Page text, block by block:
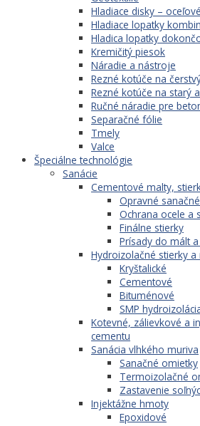
Hladiace disky – oceľové
Hladiace lopatky
Hladica lopatky
Kremičitý piesok
Náradie a nástroje
Rezné kotúče na
Rezné kotúče na starý
Ručné náradie pre
Separačné fólie
Tmely
Valce
Špeciálne technológie
Sanácie
Cementové malty,
Opravné
Ochrana ocele a
Finálne stierky
Prísady do mált
Hydroizolačné stierky a
Kryštalické
Cementové
Bituménové
SMP
Kotevné, zálievkové a
cementu
Sanácia vlhkého muriva
Sanačné omietky
Termoizolačné
Zastavenie
Injektážne hmoty
Epoxidové